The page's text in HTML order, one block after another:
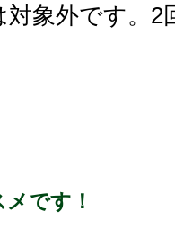
象外です。2
です！